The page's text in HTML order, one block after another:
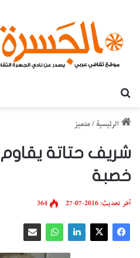
الرئيسية /متميز
شريف حتاتة يقاوم
خصبة
آخر تحديث: 2016-07-27 364